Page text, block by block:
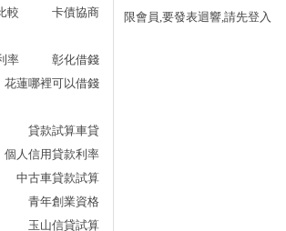
限會員,要發表迴響,請先登入
較
卡債協商
率
彰化借錢
花蓮哪裡可以借錢
貸款試算車貸
個人信用貸款利率
中古車貸款試算
青年創業資格
玉山信貸試算